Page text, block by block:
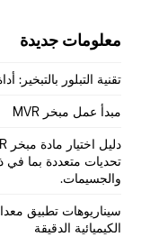
معلومات جديدة
تقنية التبلور
مبدأ عمل مبخر MVR
تحديات متعددة بما في
والجسيمات.
الكيميائية الدقيقة